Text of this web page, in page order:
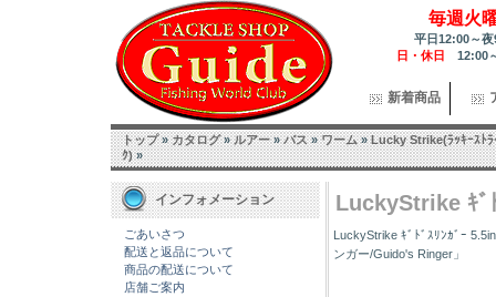
毎週火
平日12:00～
日・休日 12:00
新着商品
トップ»カタログ»ルアー»バス»ワーム»Lucky Strike(ﾗｯｷｰｽﾄﾗ
ｸ)»
インフォメーション
ごあいさつ
配送と返品について
商品の配送について
店舗ご案内
LuckyStrike ｷﾞ
LuckyStrike ｷﾞﾄﾞｽﾘﾝｶﾞｰ
ンガー/Guido's Ringer」